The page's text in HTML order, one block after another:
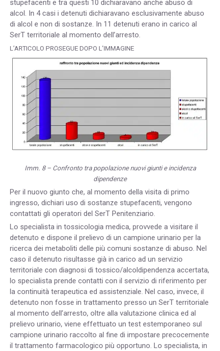
stupefacenti e tra questi 10 dichiaravano anche abuso di
alcol. In 4 casi i detenuti dichiaravano esclusivamente abuso
di alcol e non di sostanze. In 11 detenuti erano in carico al
SerT territoriale al momento dell’arresto.
L’ARTICOLO PROSEGUE DOPO L’IMMAGINE
Imm. 8 – Confronto tra popolazione nuovi giunti e incidenza
dipendenze
Per il nuovo giunto che, al momento della visita di primo
ingresso, dichiari uso di sostanze stupefacenti, vengono
contattati gli operatori del SerT Penitenziario.
Lo specialista in tossicologia medica, provvede a visitare il
detenuto e dispone il prelievo di un campione urinario per la
ricerca dei metaboliti delle più comuni sostanze di abuso. Nel
caso il detenuto risultasse già in carico ad un servizio
territoriale con diagnosi di tossico/alcoldipendenza accertata,
lo specialista prende contatti con il servizio di riferimento per
la continuità terapeutica ed assistenziale. Nel caso, invece, il
detenuto non fosse in trattamento presso un SerT territoriale
al momento dell’arresto, oltre alla valutazione clinica ed al
prelievo urinario, viene effettuato un test estemporaneo sul
campione urinario raccolto al fine di impostare precocemente
il trattamento farmacologico più opportuno. Lo specialista, in